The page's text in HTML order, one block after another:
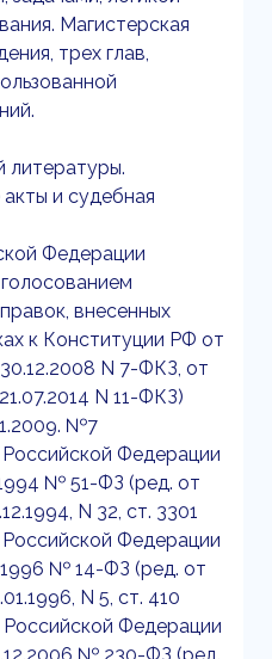
Магистерская
трех глав,
литературы.
и судебная
Федерации
внесенных
к Конституции РФ от
N 7-ФКЗ, от
N 11-ФКЗ)
№7
Федерации
№ 51-ФЗ (ред. от
N 32, ст. 3301
Федерации
№ 14-ФЗ (ред. от
N 5, ст. 410
Федерации